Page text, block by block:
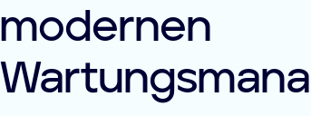
modernen